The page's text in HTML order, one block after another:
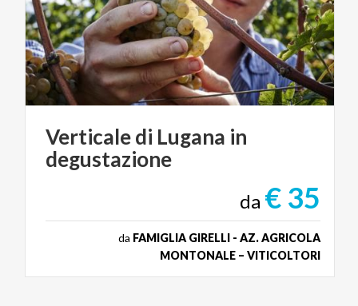
Verticaledi Lugana in
degustazione
da € 35
da FAMIGLIA GIRELLI - AZ. AGRICOLA
MONTONALE – VITICOLTORI